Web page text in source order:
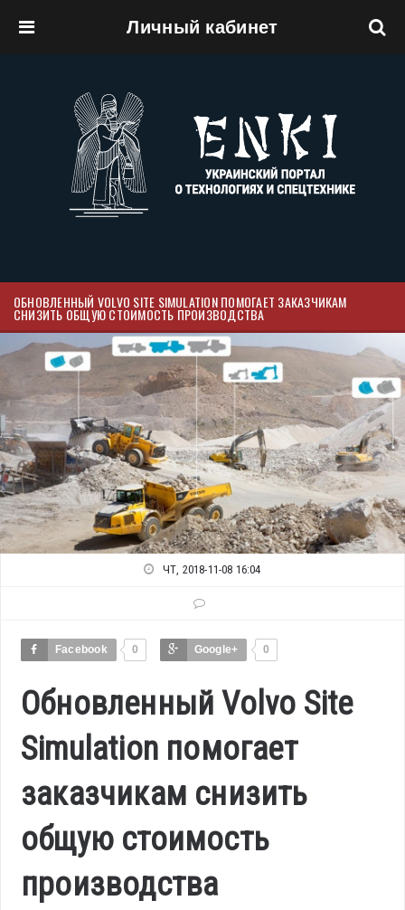
Личный кабинет
ОБНОВЛЕННЫЙ VOLVO SITE SIMULATION ПОМОГАЕТ ЗАКАЗЧИКАМ
СНИЗИТЬ ОБЩУЮ СТОИМОСТЬ ПРОИЗВОДСТВА
ЧТ, 2018-11-08 16:04
Facebook 0 Google+ 0
Обновленный Volvo Site
Simulation помогает
заказчикам снизить
общую стоимость
производства